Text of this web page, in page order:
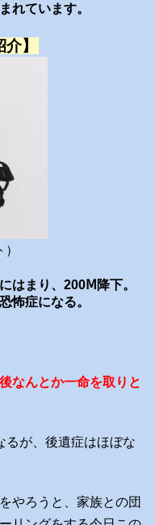
れています。
】
はまり、200Ⅿ降下。
怖症になる。
なんとか一命を取りと
るが、後遺症はほぼな
やろうと、家族との団